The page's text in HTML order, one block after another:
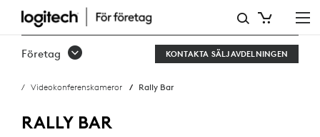
RALLY
BAR
Företag KONTAKTA SÄLJAVDELNINGEN
Videokonferenskameror Rally Bar
RALLY BAR